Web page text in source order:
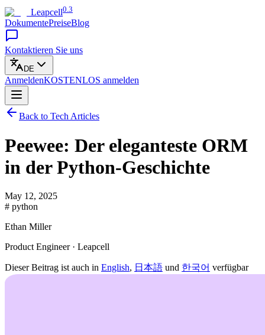
Leapcell0.3
DokumentePreiseBlog
Kontaktieren Sie uns
DE
AnmeldenKOSTENLOS anmelden
Back to Tech Articles
Peewee: Der eleganteste ORM
in der Python-Geschichte
May 12, 2025
# python
Ethan Miller
Product Engineer · Leapcell
Dieser Beitrag ist auch in English, 日本語 und 한국어 verfügbar